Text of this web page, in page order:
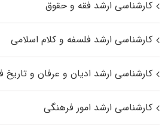
کارشناسی ارشد فقه و حقوق
کارشناسی ارشد فلسفه و کلام اسلامی
کارشناسی ارشد ادیان و عرفان و
کارشناسی ارشد امور فرهنگی